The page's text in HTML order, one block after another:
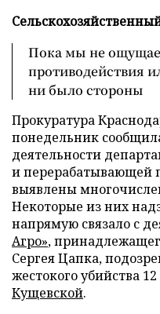
Пока мы не
противодействия
ни было стороны
Прокуратура
понедельник
деятельности
и перерабатывающей
выявлены
Некоторые из них
напрямую связало с
Агро»,
Сергея Цапка,
жестокого убийства
Кущевской.